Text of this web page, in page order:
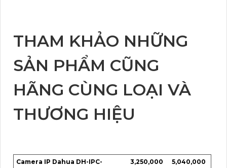
THAM KHẢO NHỮNG
SẢN PHẨM CŨNG
HÃNG CÙNG LOẠI VÀ
THƯƠNG HIỆU
Camera IP Dahua DH-IPC-
3,250,000
5,040,000